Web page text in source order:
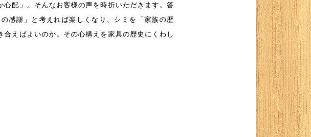
心配」。そんなお客様の声を時折いただきます。答
感謝」と考えれば楽しくなり、シミを「家族の歴
えばよいのか。その心構えを家具の歴史にくわし